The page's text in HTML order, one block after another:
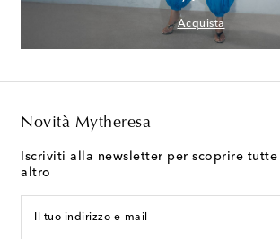
Acquista
Novità Mytheresa
Iscriviti alla newsletter per scoprire
altro
Il tuo indirizzo e-mail